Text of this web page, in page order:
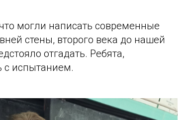
могли написать современные
стены, второго века до нашей
отгадать. Ребята,
с испытанием.